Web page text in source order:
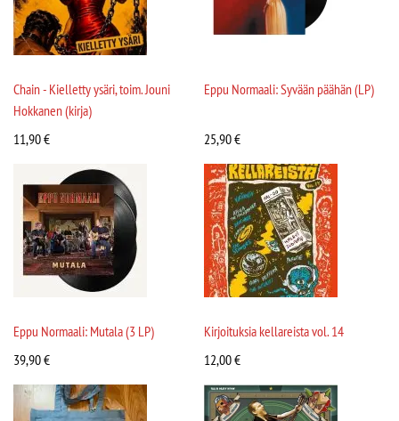
Chain - Kielletty ysäri, toim. Jouni
Hokkanen (kirja)
11,90€
Eppu Normaali: Syvään päähän (LP)
25,90€
Eppu Normaali: Mutala (3 LP)
39,90€
Kirjoituksia kellareista vol. 14
12,00€